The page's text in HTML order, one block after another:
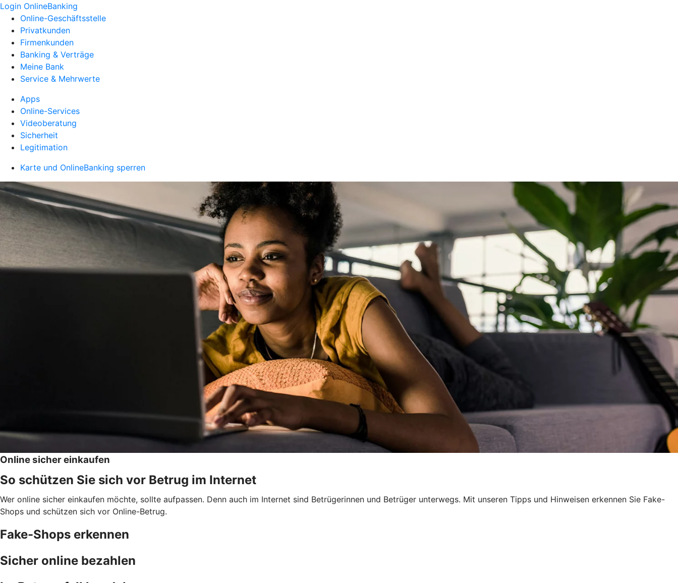
Login OnlineBanking
Online-Geschäftsstelle
Privatkunden
Firmenkunden
Banking & Verträge
Meine Bank
Service & Mehrwerte
Apps
Online-Services
Videoberatung
Sicherheit
Legitimation
Karte und OnlineBanking sperren
Online sicher einkaufen
So schützen Sie sich vor Betrug im Internet
Wer online sicher einkaufen möchte, sollte aufpassen. Denn auch im Internet sind Betrügerinnen und Betrüger unterwegs. Mit unseren Tipps und Hinweisen erkennen Sie Fake-
Shops und schützen sich vor Online-Betrug.
Fake-Shops erkennen
Sicher online bezahlen